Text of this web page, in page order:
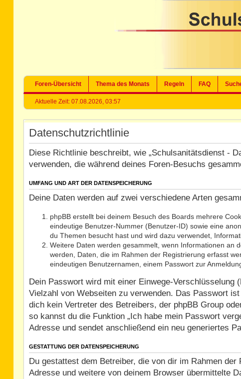
Foren-Übersicht Thema des Monats Regeln FAQ
Aktuelle Zeit: 07.08.2026, 03:57
Datenschutzrichtlinie
Diese Richtlinie beschreibt, wie „Schulsanitätsdienst -
verwenden, die während deines Foren-Besuchs
UMFANG UND ART DER DATENSPEICHERUNG
Deine Daten werden auf zwei verschiedene Arten
phpBB erstellt bei deinem Besuch des Boards mehrere
eindeutige Benutzer-Nummer (Benutzer-ID) sowie eine
du Themen besucht hast und wird dazu verwendet,
Weitere Daten werden gesammelt, wenn Informationen
werden, Daten, die im Rahmen der Registrierung erfasst
eindeutigen Benutzernamen, einem Passwort zur
Dein Passwort wird mit einer Einwege-
Vielzahl von Webseiten zu verwenden. Das Passwort
dich kein Vertreter des Betreibers, der phpBB Group
so kannst du die Funktion „Ich habe mein Passwort
Adresse und sendet anschließend ein neu generiertes
GESTATTUNG DER DATENSPEICHERUNG
Du gestattest dem Betreiber, die von dir im Rahmen
Adresse und weitere von deinem Browser übermittelte